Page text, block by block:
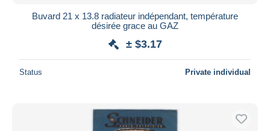
Buvard 21 x 13.8 radiateur indépendant, température
désirée grace au GAZ
± $3.17
Status Private individual